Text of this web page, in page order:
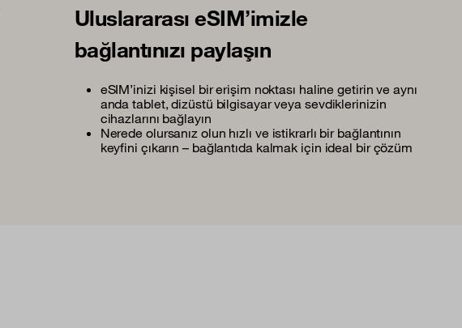
Uluslararası eSIM’imizle
bağlantınızı paylaşın
eSIM’inizi kişisel bir erişim noktası haline getirin ve aynı
anda tablet, dizüstü bilgisayar veya sevdiklerinizin
cihazlarını bağlayın
Nerede olursanız olun hızlı ve istikrarlı bir bağlantının
keyfini çıkarın – bağlantıda kalmak için ideal bir çözüm